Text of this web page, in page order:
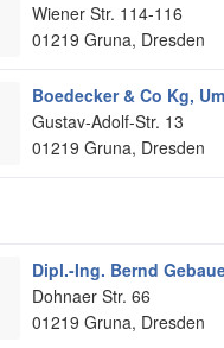
Wiener Str. 114-116
01219 Gruna, Dresden
Boedecker & Co Kg,
Gustav-Adolf-Str. 13
01219 Gruna, Dresden
Dipl.-Ing. Bernd
Dohnaer Str. 66
01219 Gruna, Dresden